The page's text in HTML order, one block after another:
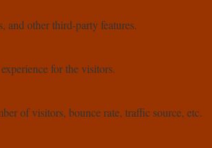
and other third-party features.
for the visitors.
of visitors, bounce rate, traffic source, etc.